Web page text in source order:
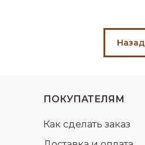
Назад
ПОКУПАТЕЛЯМ
Как сделать заказ